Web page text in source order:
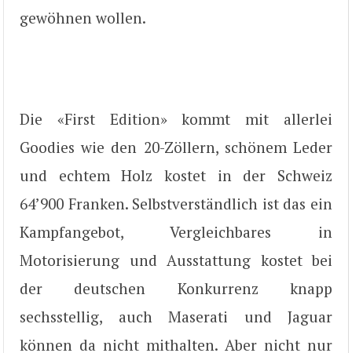
gewöhnen wollen.
Die «First Edition» kommt mit allerlei
Goodies wie den 20-Zöllern, schönem Leder
und echtem Holz kostet in der Schweiz
64’900 Franken. Selbstverständlich ist das ein
Kampfangebot, Vergleichbares in
Motorisierung und Ausstattung kostet bei
der deutschen Konkurrenz knapp
sechsstellig, auch Maserati und Jaguar
können da nicht mithalten. Aber nicht nur